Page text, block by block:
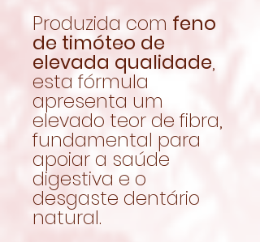
Produzida com feno
de timóteo de
elevada qualidade,
esta fórmula
apresenta um
elevado teor de fibra,
fundamental para
apoiar a saúde
digestiva e o
desgaste dentário
natural.